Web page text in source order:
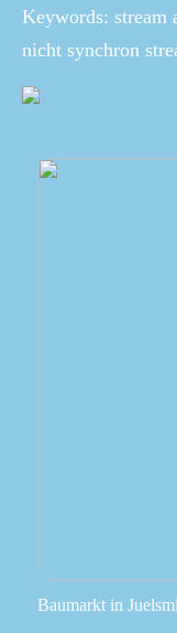
Keywords: stream
nicht synchron
Baumarkt in